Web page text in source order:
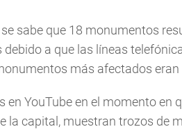
sabe que 18 monumentos
a que las líneas
más afectados eran
YouTube en el momento en
la capital, muestran trozos de